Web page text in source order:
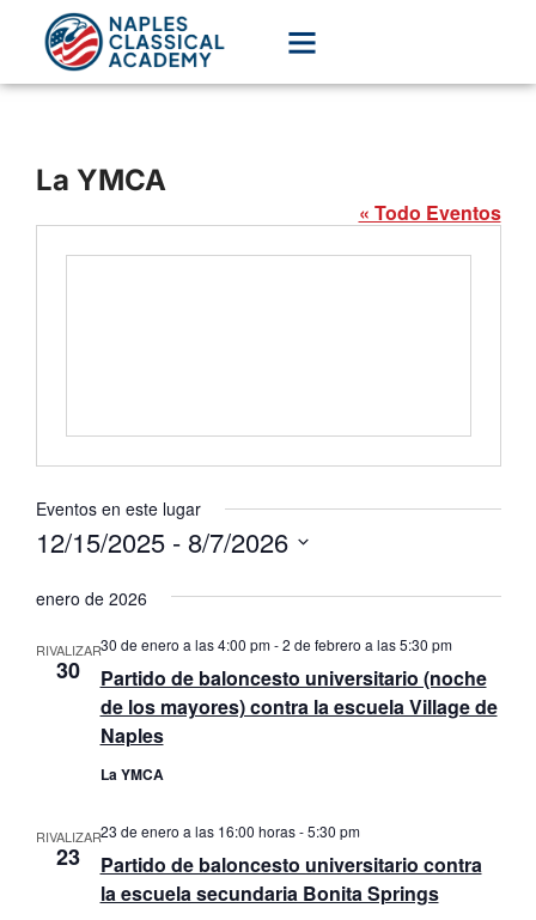
La YMCA
« Todo Eventos
Eventos en este lugar
12/15/2025 - 8/7/2026
fecha.
enero de 2026
RIVALIZAR
30
Partido de baloncesto universitario (noche
de los mayores) contra la escuela Village de
Naples
30 de enero a las 4:00 pm-2 de febrero a las 5:30 pm
La YMCA
RIVALIZAR
23
Partido de baloncesto universitario contra
la escuela secundaria Bonita Springs
23 de enero a las 16:00 horas-5:30 pm